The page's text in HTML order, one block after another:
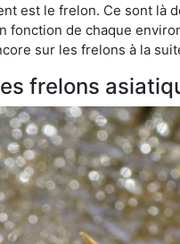
est le frelon. Ce sont là
fonction de chaque
sur les frelons à la
frelons